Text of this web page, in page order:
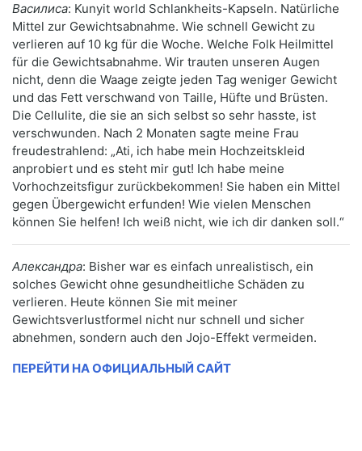
Василиса: Kunyit world Schlankheits-Kapseln. Natürliche
Mittel zur Gewichtsabnahme. Wie schnell Gewicht zu
verlieren auf 10 kg für die Woche. Welche Folk Heilmittel
für die Gewichtsabnahme. Wir trauten unseren Augen
nicht, denn die Waage zeigte jeden Tag weniger Gewicht
und das Fett verschwand von Taille, Hüfte und Brüsten.
Die Cellulite, die sie an sich selbst so sehr hasste, ist
verschwunden. Nach 2 Monaten sagte meine Frau
freudestrahlend: „Ati, ich habe mein Hochzeitskleid
anprobiert und es steht mir gut! Ich habe meine
Vorhochzeitsfigur zurückbekommen! Sie haben ein Mittel
gegen Übergewicht erfunden! Wie vielen Menschen
können Sie helfen! Ich weiß nicht, wie ich dir danken soll.“
Александра: Bisher war es einfach unrealistisch, ein
solches Gewicht ohne gesundheitliche Schäden zu
verlieren. Heute können Sie mit meiner
Gewichtsverlustformel nicht nur schnell und sicher
abnehmen, sondern auch den Jojo-Effekt vermeiden.
ПЕРЕЙТИ НА ОФИЦИАЛЬНЫЙ САЙТ